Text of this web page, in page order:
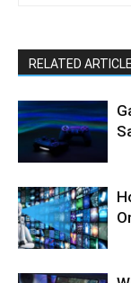
RELATED